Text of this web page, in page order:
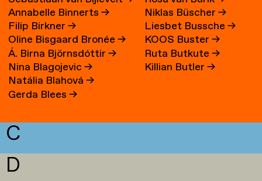
Annabelle Binnerts→
Filip Birkner→
Oline Bisgaard Bronée→
Á. Birna Björnsdóttir→
Nina Blagojevic→
Natália Blahová→
Gerda Blees→
Niklas Büscher→
Liesbet Bussche→
KOOS Buster→
Ruta Butkute→
Killian Butler→
C
D